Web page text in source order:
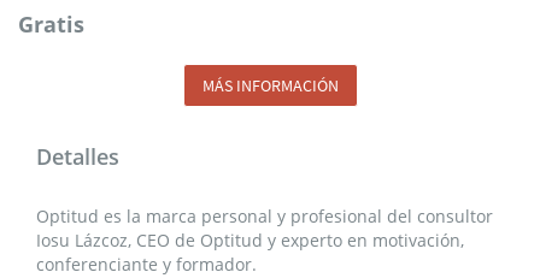
Gratis
MÁS INFORMACIÓN
Detalles
Optitud es la marca personal y profesional del consultor
Iosu Lázcoz, CEO de Optitud y experto en motivación,
conferenciante y formador.